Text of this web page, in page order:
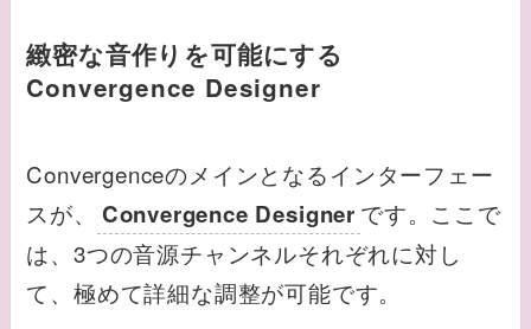
緻密な音作りを可能にする
Convergence Designer
Convergenceのメインとなるインターフェー
スが、
Convergence Designer です。ここで
は、3つの音源チャンネルそれぞれに対し
て、極めて詳細な調整が可能です。